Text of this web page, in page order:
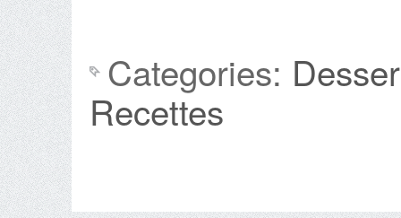
Categories:
Recettes